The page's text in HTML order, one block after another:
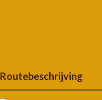
Routebeschrijving